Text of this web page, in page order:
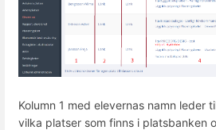
Kolumn 1 med elevernas namn leder
vilka platser som finns i platsbanken